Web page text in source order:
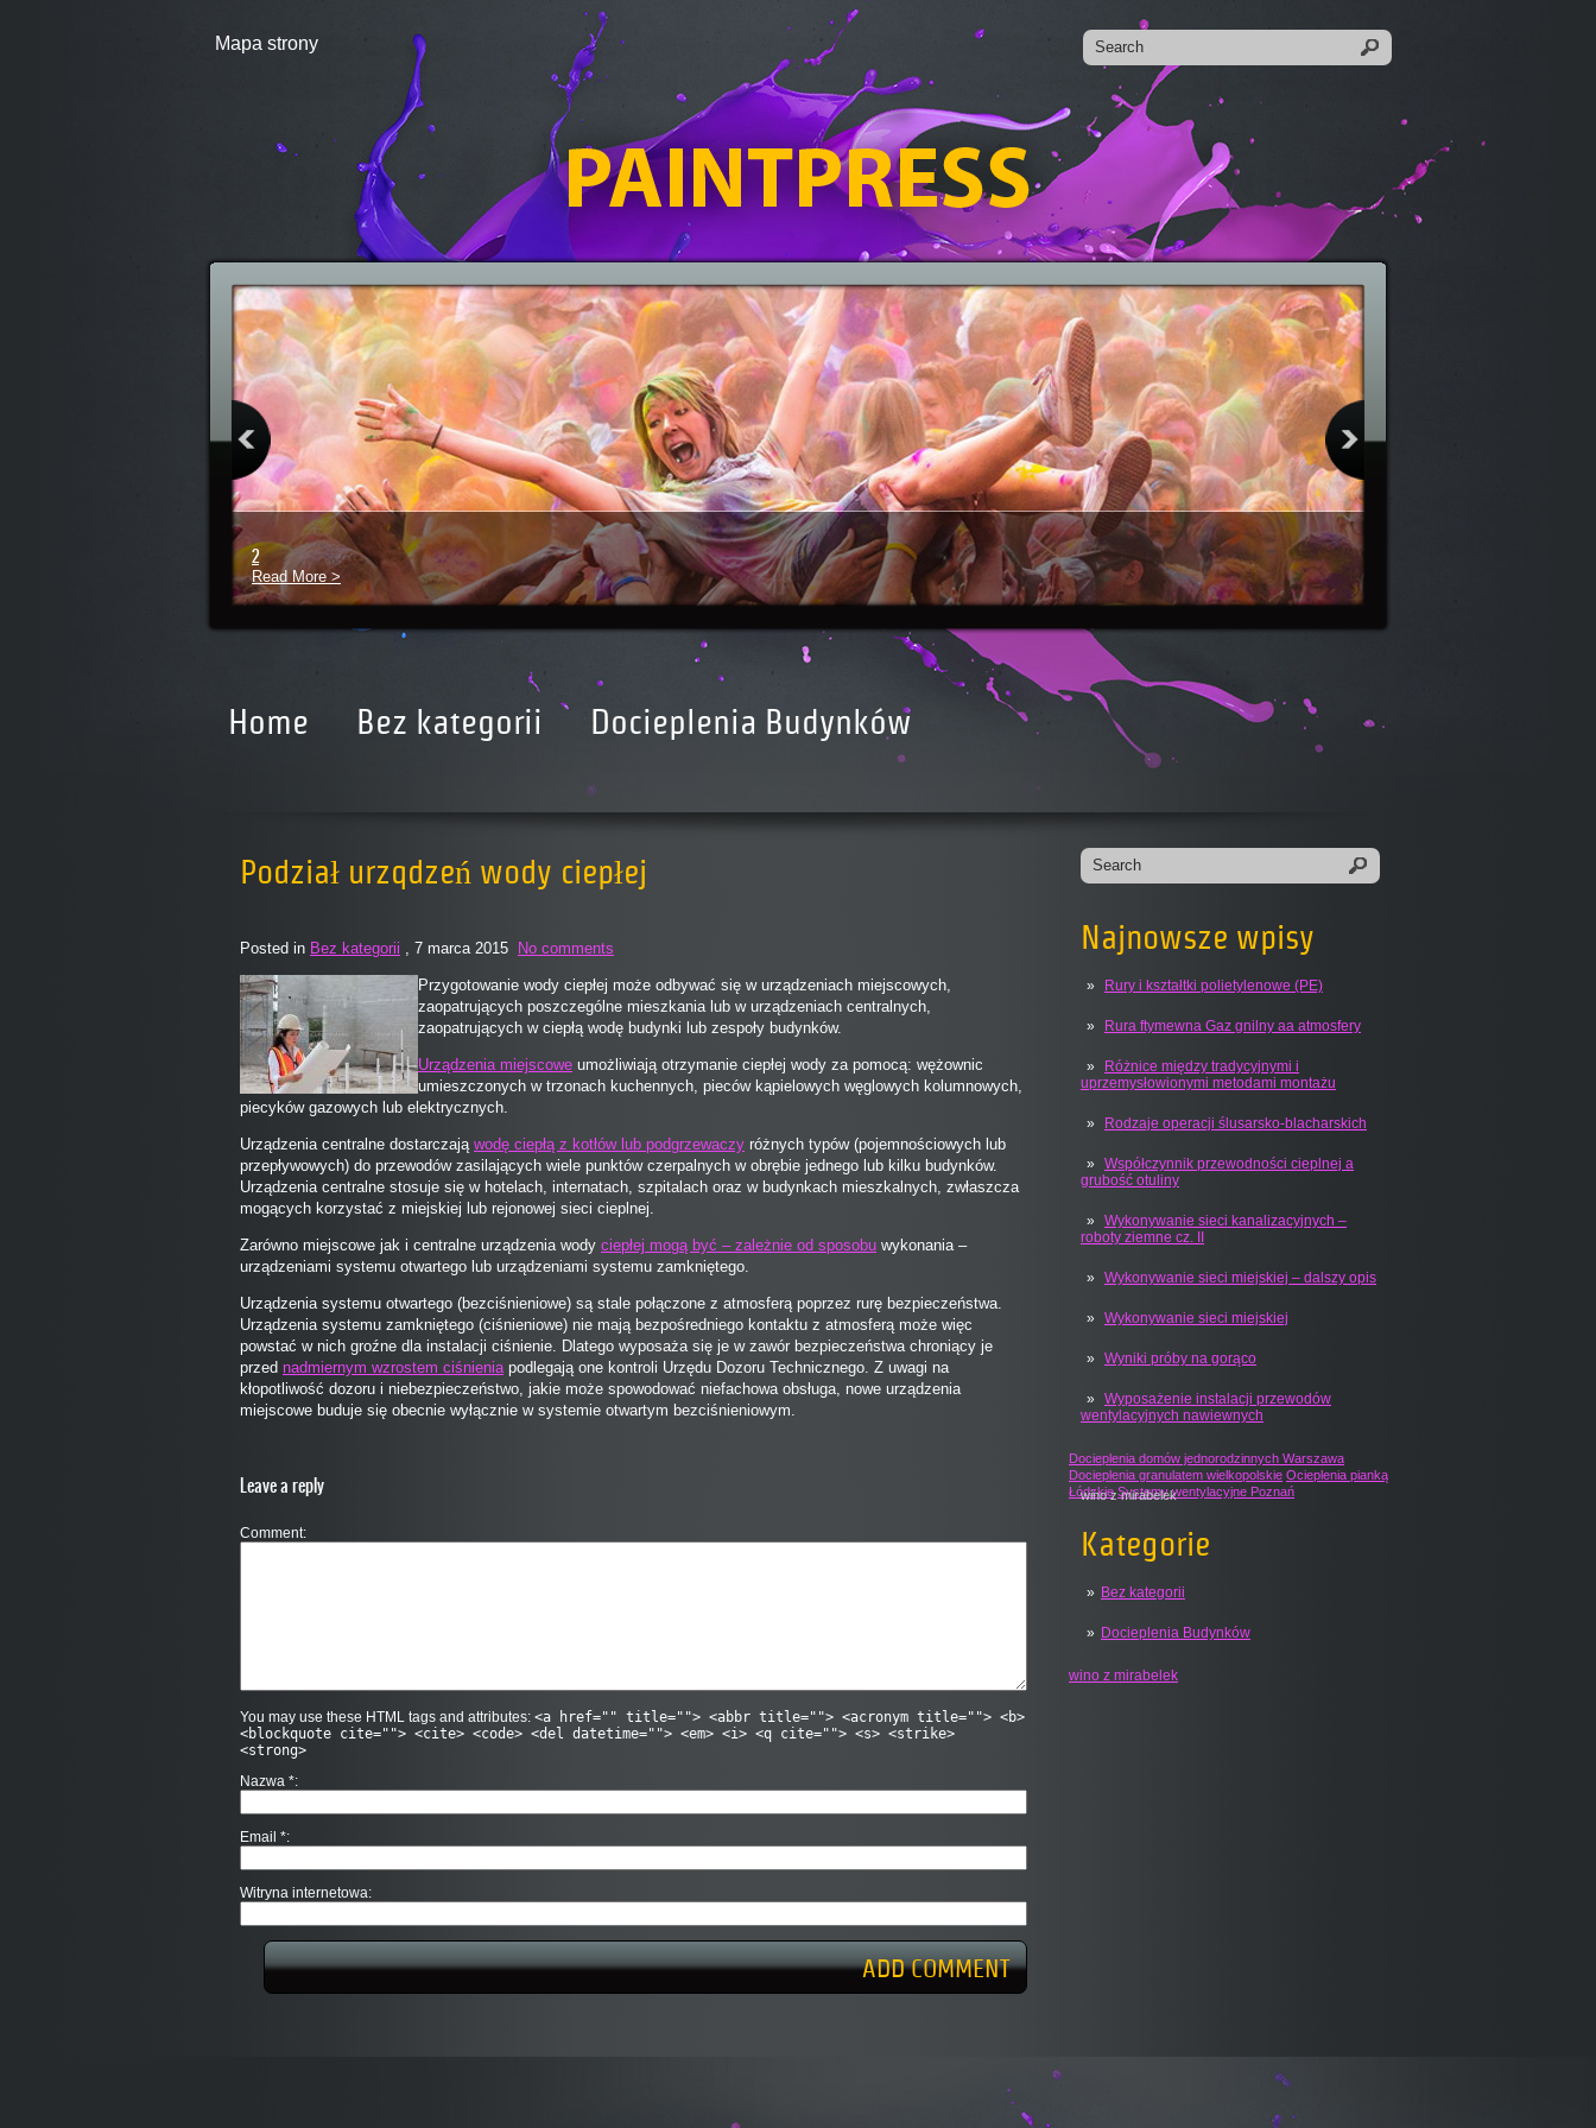
Mapa strony
2
Read More >
Home Bez kategorii Docieplenia Budynków
Najnowsze wpisy
Rury i kształtki polietylenowe (PE)
Rura ftymewna Gaz gnilny aa atmosfery
Różnice między tradycyjnymi i
uprzemysłowionymi metodami montażu
Rodzaje operacji ślusarsko-blacharskich
Współczynnik przewodności cieplnej a
grubość otuliny
Wykonywanie sieci kanalizacyjnych –
roboty ziemne cz. II
Wykonywanie sieci miejskiej – dalszy opis
Wykonywanie sieci miejskiej
Wyniki próby na gorąco
Wyposażenie instalacji przewodów
wentylacyjnych nawiewnych
Docieplenia domów jednorodzinnych Warszawa
Docieplenia granulatem wielkopolskie Ocieplenia pianką
Łódzkie Systemy wentylacyjne Poznań
wino z mirabelek
Kategorie
Bez kategorii
Docieplenia Budynków
wino z mirabelek
Podział urzqdzeń wody ciepłej
Posted in Bez kategorii , 7 marca 2015 No comments
Przygotowanie wody ciepłej może odbywać się w urządzeniach miejscowych,
zaopatrujących poszczególne mieszkania lub w urządzeniach centralnych,
zaopatrujących w ciepłą wodę budynki lub zespoły budynków.
Urządzenia miejscowe umożliwiają otrzymanie ciepłej wody za pomocą: wężownic
umieszczonych w trzonach kuchennych, pieców kąpielowych węglowych kolumnowych,
piecyków gazowych lub elektrycznych.
Urządzenia centralne dostarczają wodę ciepłą z kotłów lub podgrzewaczy różnych typów (pojemnościowych lub
przepływowych) do przewodów zasilających wiele punktów czerpalnych w obrębie jednego lub kilku budynków.
Urządzenia centralne stosuje się w hotelach, internatach, szpitalach oraz w budynkach mieszkalnych, zwłaszcza
mogących korzystać z miejskiej lub rejonowej sieci cieplnej.
Zarówno miejscowe jak i centralne urządzenia wody ciepłej mogą być – zależnie od sposobu wykonania –
urządzeniami systemu otwartego lub urządzeniami systemu zamkniętego.
Urządzenia systemu otwartego (bezciśnieniowe) są stale połączone z atmosferą poprzez rurę bezpieczeństwa.
Urządzenia systemu zamkniętego (ciśnieniowe) nie mają bezpośredniego kontaktu z atmosferą może więc
powstać w nich groźne dla instalacji ciśnienie. Dlatego wyposaża się je w zawór bezpieczeństwa chroniący je
przed nadmiernym wzrostem ciśnieniapodlegają one kontroli Urzędu Dozoru Technicznego. Z uwagi na
kłopotliwość dozoru i niebezpieczeństwo, jakie może spowodować niefachowa obsługa, nowe urządzenia
miejscowe buduje się obecnie wyłącznie w systemie otwartym bezciśnieniowym.
Leave a reply
Comment
You may use these HTML tags and attributes: <a href="" title=""> <abbr title=""> <acronym title=""> <b>
<blockquote cite=""> <cite> <code> <del datetime=""> <em> <i> <q cite=""> <s> <strike>
<strong>
Nazwa *
Email *
Witryna internetowa